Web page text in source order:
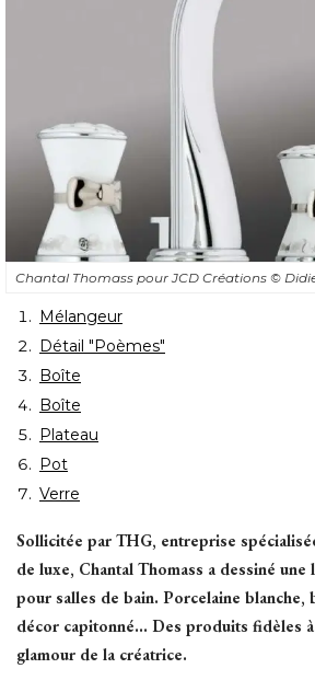
Chantal Thomass pour JCD Créations ©
Mélangeur
Détail "Poèmes"
Boîte
Boîte
Plateau
Pot
Verre
Sollicitée par THG, entreprise
de luxe, Chantal Thomass a dessiné une
pour salles de bain. Porcelaine blanche,
décor capitonné... Des produits fidèles
glamour de la créatrice.